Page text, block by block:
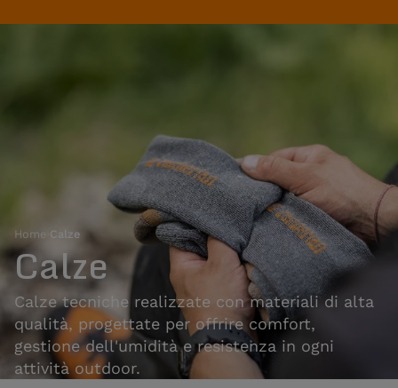
Home Calze
Calze
Calze tecniche realizzate con materiali di alta
qualità, progettate per offrire comfort,
gestione dell'umidità e resistenza in ogni
attività outdoor.